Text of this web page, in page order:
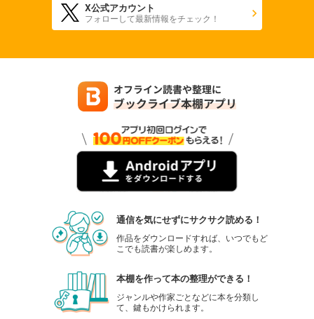
X公式アカウント
フォローして最新情報をチェック！
通信を気にせずにサクサク読める！
作品をダウンロードすれば、いつでもど
こでも読書が楽しめます。
本棚を作って本の整理ができる！
ジャンルや作家ごとなどに本を分類し
て、鍵もかけられます。